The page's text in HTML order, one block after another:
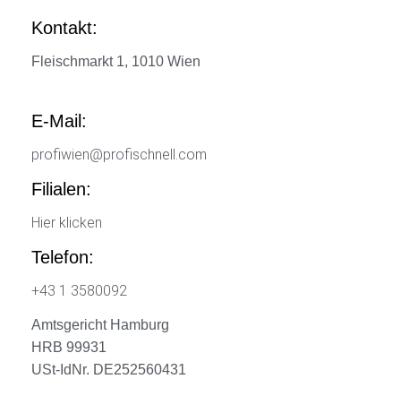
Kontakt:
Fleischmarkt 1, 1010 Wien
E-Mail:
profiwien@profischnell.com
Filialen:
Hier klicken
Telefon:
+43 1 3580092
Amtsgericht Hamburg
HRB 99931
USt-IdNr. DE252560431